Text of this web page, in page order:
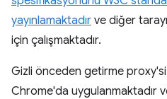
yayınlamaktadır ve diğer
için çalışmaktadır.
Gizli önceden getirme proxy'si
Chrome'da uygulanmaktadır